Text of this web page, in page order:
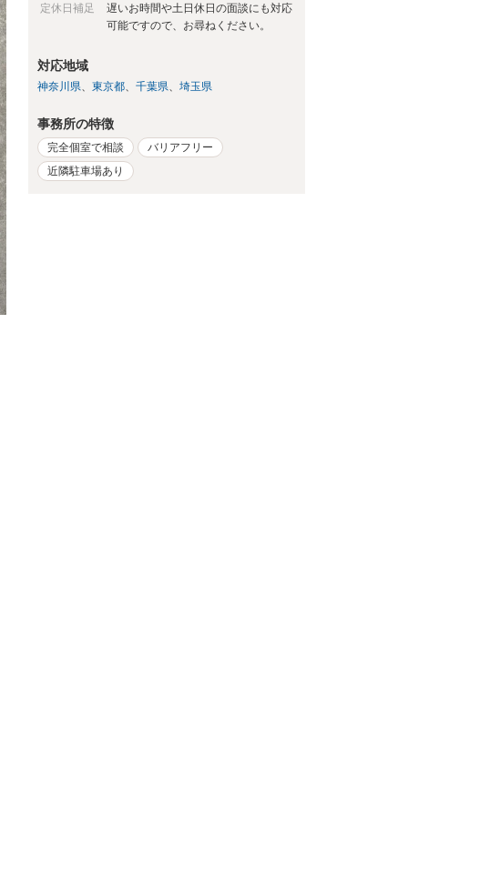
定休日補足
遅いお時間や土日休日の面談にも対応
可能ですので、お尋ねください。
対応地域
神奈川県 東京都 千葉県 埼玉県
事務所の特徴
完全個室で相談
バリアフリー
近隣駐車場あり